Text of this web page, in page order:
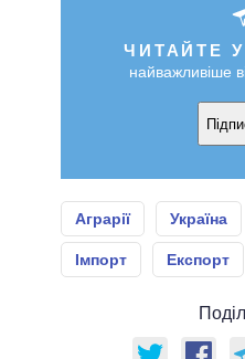
ЧИТАЙТЕ У
найважливіше
Аграрії Україна
Імпорт Експорт